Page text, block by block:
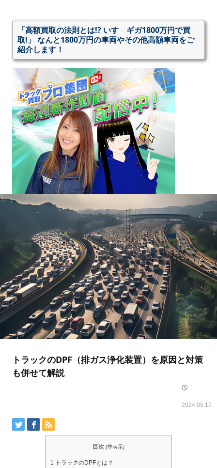
トラックのDPF（排ガス浄化装置）を原因と対策
も併せて解説
2024.05.17
目次 [非表示]
1 トラックのDPFとは？
「高額買取の法則とは!? いすゞギガ1800万円で買
取!」 なんと1800万円の車両やその他高額車両をご
紹介します！